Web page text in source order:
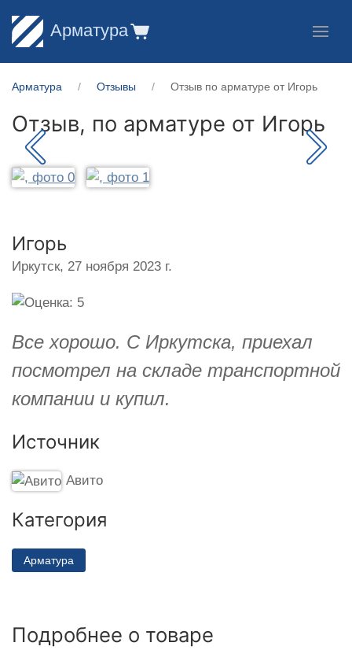
Арматура
Арматура Отзывы Отзыв по арматуре от Игорь
Отзыв, по арматуре от Игорь
Игорь
Иркутск, 27 ноября 2023 г.
Все хорошо. С Иркутска, приехал
посмотрел на складе транспортной
компании и купил.
Источник
Авито
Категория
Арматура
Подробнее о товаре